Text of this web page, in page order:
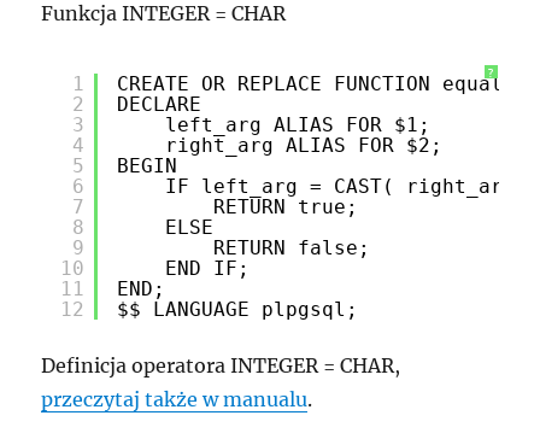
Funkcja INTEGER = CHAR
?
1
2
3
4
5
6
7
8
9
10
11
12
CREATE OR REPLACE FUNCTION
DECLARE
left_arg ALIAS FOR $1;
right_arg ALIAS FOR $2;
BEGIN
IF left_arg = CAST( right_arg AS
RETURN true;
ELSE
RETURN false;
END IF;
END;
$$ LANGUAGE plpgsql;
Definicja operatora INTEGER = CHAR,
przeczytaj także w manualu.